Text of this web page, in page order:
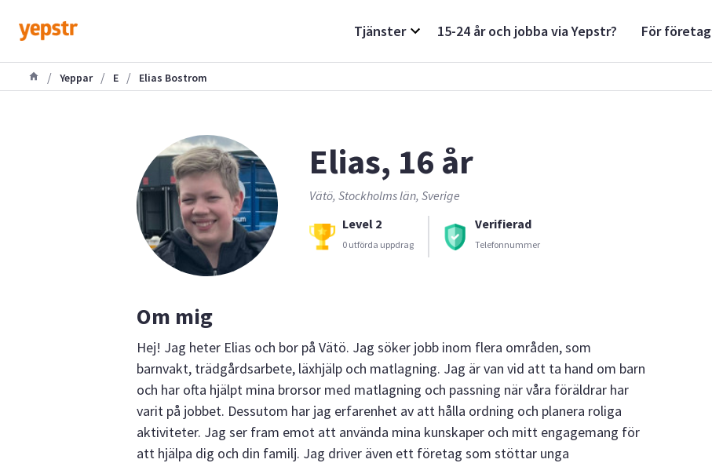
Tjänster 15-24 år och jobba via Yepstr? För företag
/ Yeppar / E / Elias Bostrom
Elias, 16 år
Vätö, Stockholms län, Sverige
Level 2
0 utförda uppdrag
Verifierad
Telefonnummer
Om mig
Hej! Jag heter Elias och bor på Vätö. Jag söker jobb inom flera områden, som
barnvakt, trädgårdsarbete, läxhjälp och matlagning. Jag är van vid att ta hand om barn
och har ofta hjälpt mina brorsor med matlagning och passning när våra föräldrar har
varit på jobbet. Dessutom har jag erfarenhet av att hålla ordning och planera roliga
aktiviteter. Jag ser fram emot att använda mina kunskaper och mitt engagemang för
att hjälpa dig och din familj. Jag driver även ett företag som stöttar unga